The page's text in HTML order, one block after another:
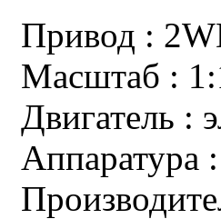
Привод :
Масштаб :
Двигатель :
Аппаратура